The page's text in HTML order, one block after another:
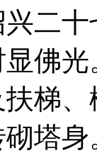
二
佛
梯
塔